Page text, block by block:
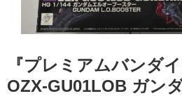
『プレミアムバンダ
​OZX-GU01LOB ​ガン